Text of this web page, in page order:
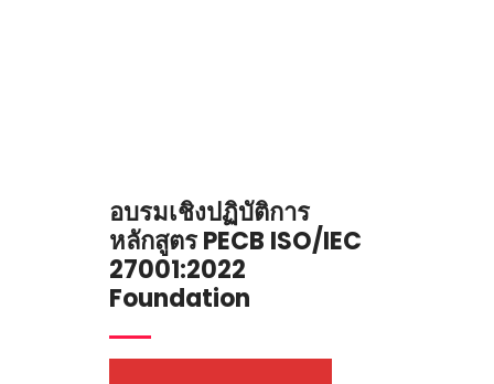
อบรมเชิงปฏิบัติการ
หลักสูตร PECB ISO/IEC
27001:2022
Foundation